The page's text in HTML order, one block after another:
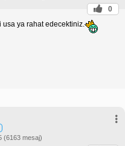
0
usa ya rahat edecektiniz.
(6163 mesaj)